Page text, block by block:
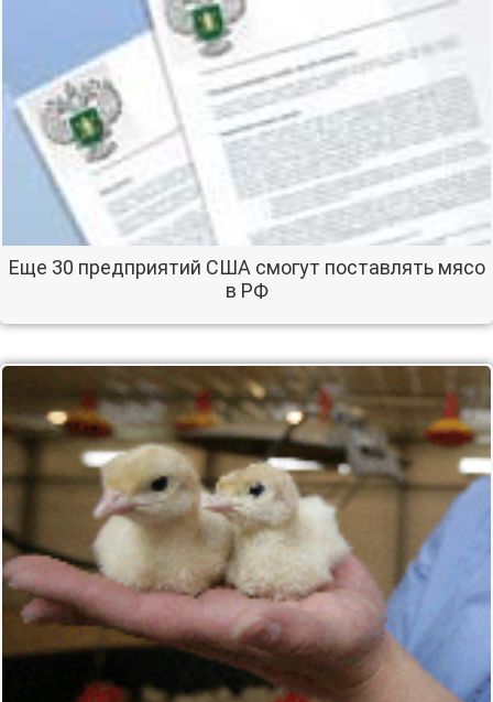
Еще 30 предприятий США смогут поставлять мясо
в РФ